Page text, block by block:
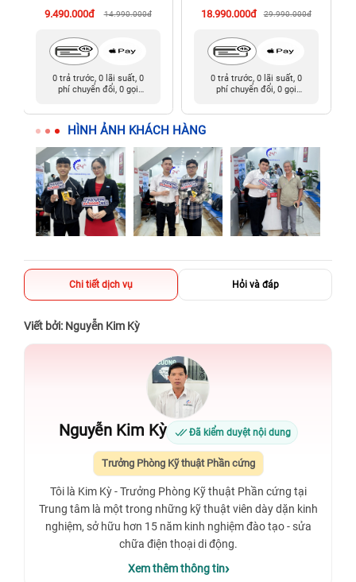
9.490.000đ 14.990.000đ
0 trả trước, 0 lãi suất, 0
phí chuyển đổi, 0 gọi
18.990.000đ 29.990.000đ
0 trả trước, 0 lãi suất, 0
phí chuyển đổi, 0 gọi
HÌNH ẢNH KHÁCH HÀNG
Chi tiết dịch vụ Hỏi và đáp
Viết bởi: Nguyễn Kim Kỳ
Nguyễn Kim Kỳ Đã kiểm duyệt nội dung
Trưởng Phòng Kỹ thuật Phần cứng
Tôi là Kim Kỳ - Trưởng Phòng Kỹ thuật Phần cứng tại
Trung tâm là một trong những kỹ thuật viên dày dặn kinh
nghiệm, sở hữu hơn 15 năm kinh nghiệm đào tạo - sửa
chữa điện thoại di động.
Xem thêm thông tin